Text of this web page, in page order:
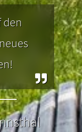
den